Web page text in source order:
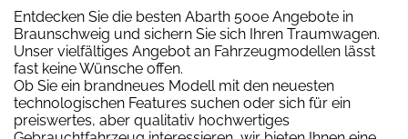
Entdecken Sie die besten Abarth 500e Angebote in
Braunschweig und sichern Sie sich Ihren Traumwagen.
Unser vielfältiges Angebot an Fahrzeugmodellen lässt
fast keine Wünsche offen.
Ob Sie ein brandneues Modell mit den neuesten
technologischen Features suchen oder sich für ein
preiswertes, aber qualitativ hochwertiges